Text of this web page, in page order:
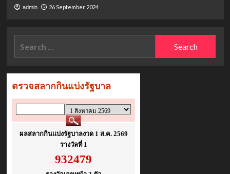
admin 26 September 2024